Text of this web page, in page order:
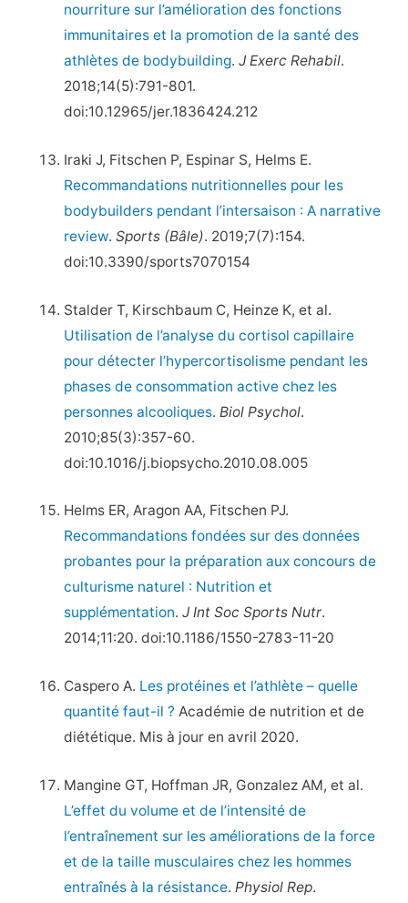
nourriture sur l’amélioration des fonctions
immunitaires et la promotion de la santé des
athlètes de bodybuilding.J Exerc Rehabil.
2018;14(5):791-801.
doi:10.12965/jer.1836424.212
Iraki J, Fitschen P, Espinar S, Helms E.
Recommandations nutritionnelles pour les
bodybuilders pendant l’intersaison : A narrative
review.Sports (Bâle). 2019;7(7):154.
doi:10.3390/sports7070154
Stalder T, Kirschbaum C, Heinze K, et al.
Utilisation de l’analyse du cortisol capillaire
pour détecter l’hypercortisolisme pendant les
phases de consommation active chez les
personnes alcooliques. Biol Psychol.
2010;85(3):357-60.
doi:10.1016/j.biopsycho.2010.08.005
Helms ER, Aragon AA, Fitschen PJ.
Recommandations fondées sur des données
probantes pour la préparation aux concours de
culturisme naturel : Nutrition et
supplémentation.J Int Soc Sports Nutr.
2014;11:20. doi:10.1186/1550-2783-11-20
Caspero A. Les protéines et l’athlète – quelle
quantité faut-il ? Académie de nutrition et de
diététique. Mis à jour en avril 2020.
Mangine GT, Hoffman JR, Gonzalez AM, et al.
L’effet du volume et de l’intensité de
l’entraînement sur les améliorations de la force
et de la taille musculaires chez les hommes
entraînés à la résistance.Physiol Rep.